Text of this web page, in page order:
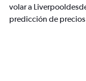
volar a
predicción de